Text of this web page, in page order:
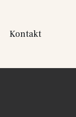
Kontakt